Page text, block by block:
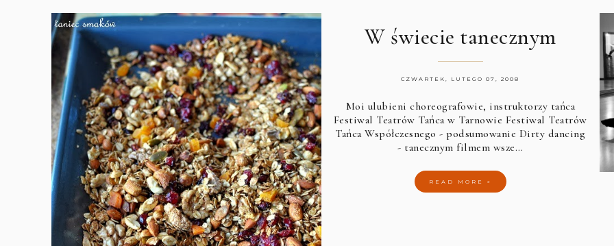
W świecie tanecznym
CZWARTEK, LUTEGO 07, 2008
Moi ulubieni choreografowie, instruktorzy tańca
Festiwal Teatrów Tańca w Tarnowie Festiwal Teatrów
Tańca Współczesnego - podsumowanie Dirty dancing
- tanecznym filmem wsze…
READ MORE »